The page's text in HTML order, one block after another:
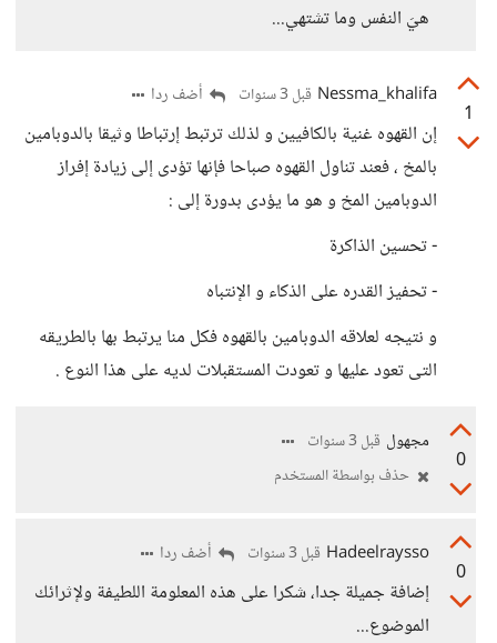
هيَ النفس وما تشتهي...
1
Nessma_khalifa قبل 3 سنوات أضف ردا
إن القهوه غنية بالكافيين و لذلك ترتبط إرتباطا وثيقا بالدوبامين
بالمخ ، فعند تناول القهوه صباحا فإنها تؤدى إلى زيادة إفراز
الدوبامين المخ و هو ما يؤدى بدورة إلى :
- تحسين الذاكرة
- تحفيز القدره على الذكاء و الإنتباه
و نتيجه لعلاقه الدوبامين بالقهوه فكل منا يرتبط بها بالطريقه
التى تعود عليها و تعودت المستقبلات لديه على هذا النوع .
0
مجهول قبل 3 سنوات
حذف بواسطة المستخدم
0
Hadeelraysso قبل 3 سنوات أضف ردا
إضافة جميلة جدا، شكرا على هذه المعلومة اللطيفة ولإثرائك
الموضوع...